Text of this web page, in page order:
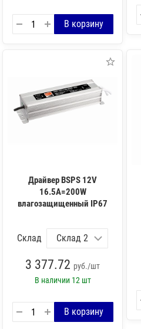
Драйвер BSPS 12V
16.5A=200W
влагозащищенный IP67
Склад
3 377.72 руб./шт
В наличии 12 шт